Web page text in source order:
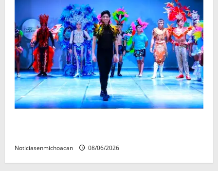
Noticiasenmichoacan 08/06/2026